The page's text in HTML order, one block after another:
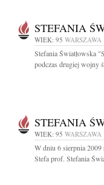
STEFANIA
WIEK: 95 WARSZAWA
Stefania Światłowska
podczas drugiej wojny
STEFANIA
WIEK: 95 WARSZAWA
W dniu 6 sierpnia 2009
Stefa prof. Stefania